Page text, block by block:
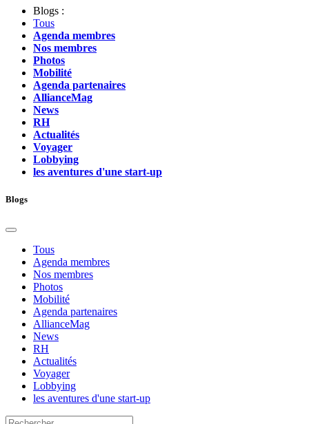
Blogs :
Tous
Agenda membres
Nos membres
Photos
Mobilité
Agenda partenaires
AllianceMag
News
RH
Actualités
Voyager
Lobbying
les aventures d'une start-up
Blogs
Tous
Agenda membres
Nos membres
Photos
Mobilité
Agenda partenaires
AllianceMag
News
RH
Actualités
Voyager
Lobbying
les aventures d'une start-up